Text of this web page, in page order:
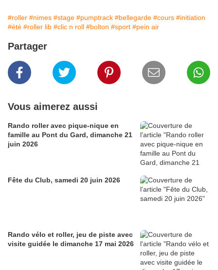
#roller #nimes #stage #pumptrack #bellegarde #cours #initiation
#été #roller lib #clic n roll #bolton #sport #pein air
Partager
Vous aimerez aussi
Rando roller avec pique-nique en
famille au Pont du Gard, dimanche 21
juin 2026
Fête du Club, samedi 20 juin 2026
Rando vélo et roller, jeu de piste avec
visite guidée le dimanche 17 mai 2026